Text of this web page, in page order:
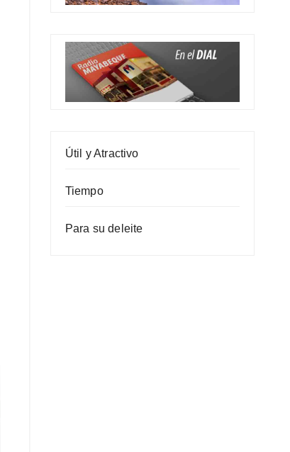
Útil y Atractivo
Tiempo
Para su deleite